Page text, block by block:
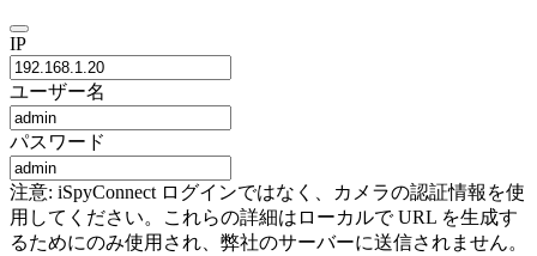
IP
ユーザー名
パスワード
注意: iSpyConnect ログインではなく、カメラの認証情報を使
用してください。これらの詳細はローカルで URL を生成す
るためにのみ使用され、弊社のサーバーに送信されません。